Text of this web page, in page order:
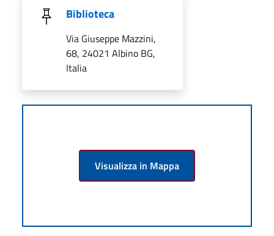
Biblioteca
Via Giuseppe Mazzini,
68, 24021 Albino BG,
Italia
Visualizza in Mappa